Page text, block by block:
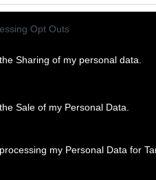
Opt Outs
Sharing of my personal data.
Sale of my Personal Data.
my Personal Data for
συγκεκριμένη κοινότητα
προγράμματα,
στον κόσμο του
εκκίνησης. Επιπλέον, το
καταλήγουν να